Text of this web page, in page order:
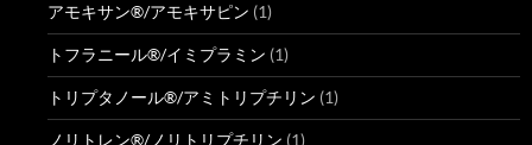
アモキサン®/アモキサピン (1)
トフラニール®/イミプラミン (1)
トリプタノール®/アミトリプチリン (1)
ノリトレン®/ノリトリプチリン (1)